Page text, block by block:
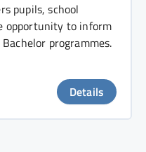
pupils, school
opportunity to inform
programmes.
Details